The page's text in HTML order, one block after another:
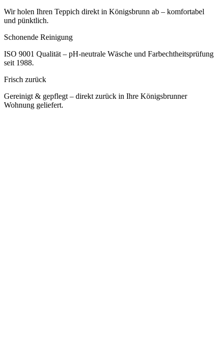
Wir holen Ihren Teppich direkt in Königsbrunn ab – komfortabel
und pünktlich.
Schonende Reinigung
ISO 9001 Qualität – pH-neutrale Wäsche und Farbechtheitsprüfung
seit 1988.
Frisch zurück
Gereinigt & gepflegt – direkt zurück in Ihre Königsbrunner
Wohnung geliefert.